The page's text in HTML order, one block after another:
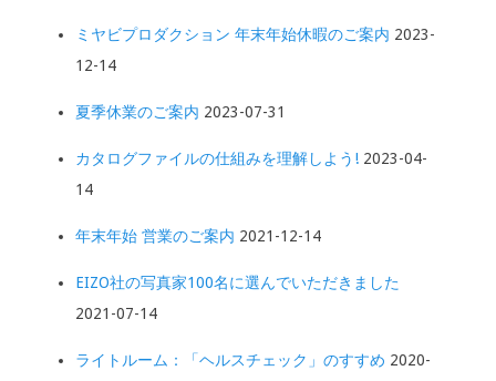
ミヤビプロダクション 年末年始休暇のご案内 2023-
12-14
夏季休業のご案内 2023-07-31
カタログファイルの仕組みを理解しよう! 2023-04-
14
年末年始 営業のご案内 2021-12-14
EIZO社の写真家100名に選んでいただきました
2021-07-14
ライトルーム：「ヘルスチェック」のすすめ 2020-